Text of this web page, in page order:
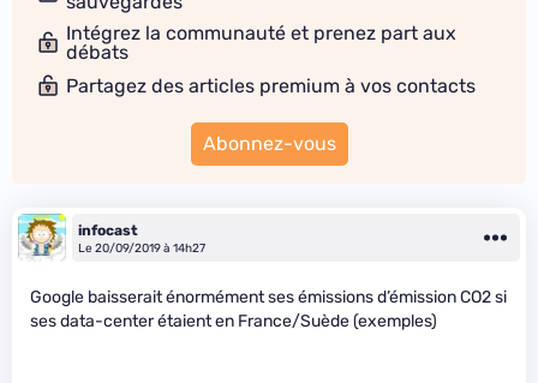
Intégrez la communauté et prenez part aux
débats
Partagez des articles premium à vos contacts
Abonnez-vous
infocast
Le 20/09/2019 à 14h27
Google baisserait énormément ses émissions d’émission CO2 si
ses data-center étaient en France/Suède (exemples)